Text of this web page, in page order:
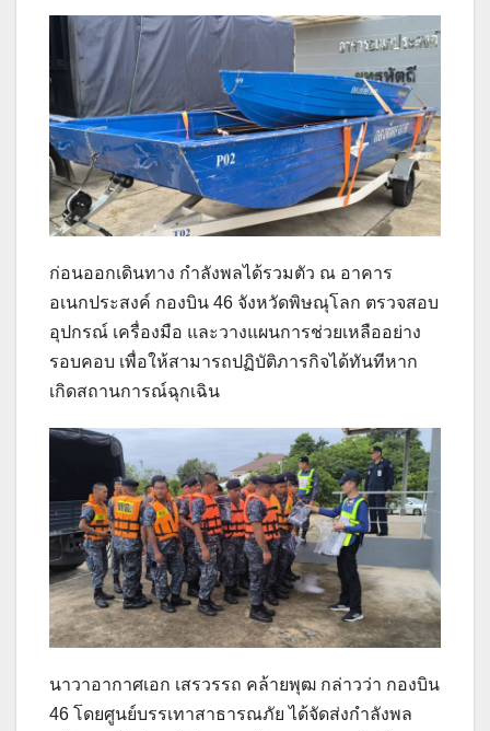
ก่อนออกเดินทาง กำลังพลได้รวมตัว ณ อาคาร
อเนกประสงค์ กองบิน 46 จังหวัดพิษณุโลก ตรวจสอบ
อุปกรณ์ เครื่องมือ และวางแผนการช่วยเหลืออย่าง
รอบคอบ เพื่อให้สามารถปฏิบัติภารกิจได้ทันทีหาก
เกิดสถานการณ์ฉุกเฉิน
นาวาอากาศเอก เสรวรรถ คล้ายพุฒ กล่าวว่า กองบิน
46 โดยศูนย์บรรเทาสาธารณภัย ได้จัดส่งกำลังพล